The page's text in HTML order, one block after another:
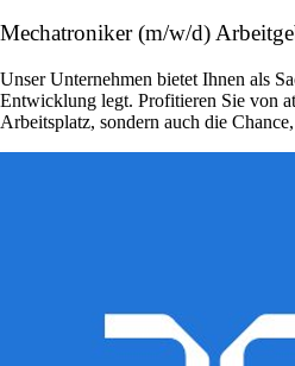
Mechatroniker (m/w/d)
Unser Unternehmen bietet Ihnen als
Entwicklung legt. Profitieren Sie von
Arbeitsplatz, sondern auch die